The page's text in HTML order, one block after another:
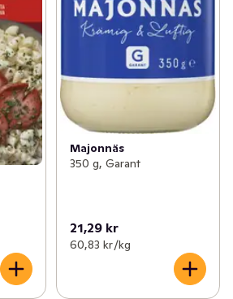
Majonnäs
350 g, Garant
21,29 kr
60,83 kr /kg